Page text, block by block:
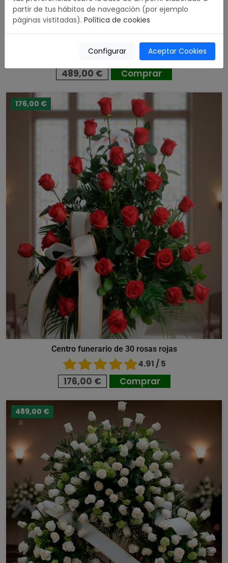
Corona Premium Rosas Rojas
5.00 / 5
489,00 € Comprar
176,00 €
Centro funerario de 30 rosas rojas
4.91 / 5
176,00 € Comprar
489,00 €
partir de tus hábitos de navegación (por ejemplo
páginas vistitadas). Política de cookies
Configurar Aceptar Cookies